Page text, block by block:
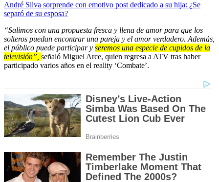
André Silva sorprende con emotivo post dedicado a su hija: ¿Se
separó de su esposa?
“Salimos con una propuesta fresca y llena de amor para que los
solteros puedan encontrar una pareja y el amor verdadero. Además,
el público puede participar y seremos una especie de cupidos de la
televisión”, señaló Miguel Arce, quien regresa a ATV tras haber
participado varios años en el reality ‘Combate’.